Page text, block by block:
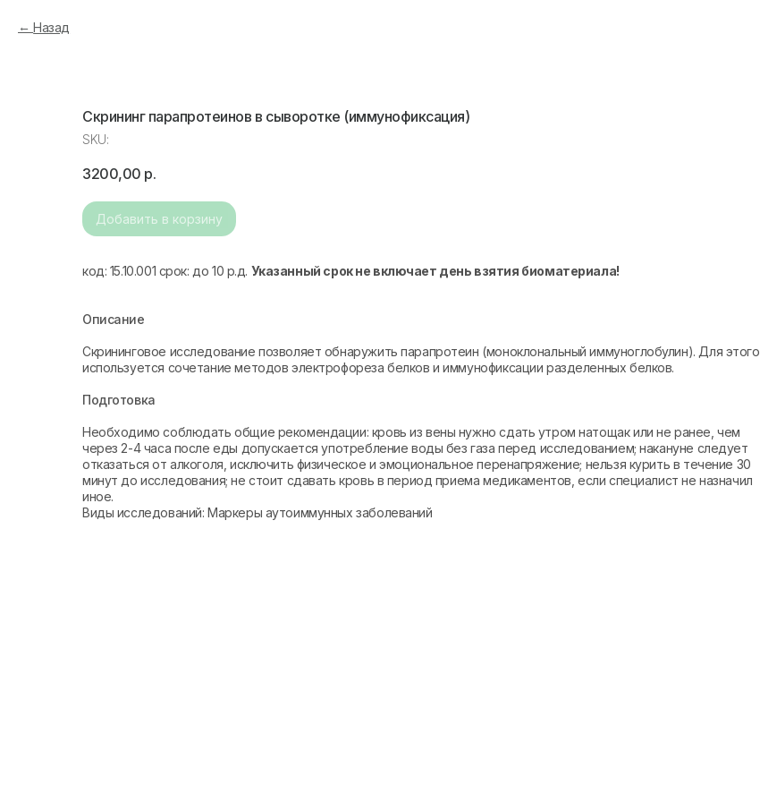
Назад
Скрининг парапротеинов в сыворотке (иммунофиксация)
SKU:
3200,00 р.
Добавить в корзину
код: 15.10.001 срок: до 10 р.д. Указанный срок не включает день взятия биоматериала!
Описание
Скрининговое исследование позволяет обнаружить парапротеин (моноклональный иммуноглобулин). Для этого
используется сочетание методов электрофореза белков и иммунофиксации разделенных белков.
Подготовка
Необходимо соблюдать общие рекомендации: кровь из вены нужно сдать утром натощак или не ранее, чем
через 2-4 часа после еды допускается употребление воды без газа перед исследованием; накануне следует
отказаться от алкоголя, исключить физическое и эмоциональное перенапряжение; нельзя курить в течение 30
минут до исследования; не стоит сдавать кровь в период приема медикаментов, если специалист не назначил
иное.
Виды исследований: Маркеры аутоиммунных заболеваний